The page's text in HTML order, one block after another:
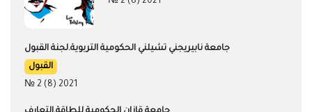
جامعة نابيريجني تشيلني الحكومية التربوية.لجنة القبول
القبول
№ 2 (8) 2021